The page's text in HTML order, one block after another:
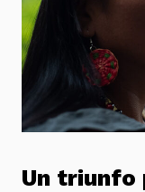
Un triunfo